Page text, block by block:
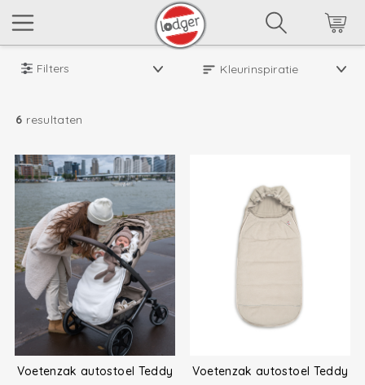
Filters
6 resultaten
Voetenzak autostoel Teddy Voetenzak autostoel Teddy